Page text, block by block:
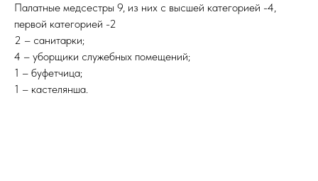
Палатные медсестры 9, из них с высшей категорией -4,
первой категорией -2
2 – санитарки;
4 – уборщики служебных помещений;
1 – буфетчица;
1 – кастелянша.